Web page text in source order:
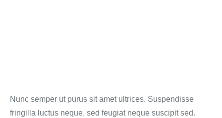
Nunc semper ut purus sit amet ultrices. Suspendisse
fringilla luctus neque, sed feugiat neque suscipit sed.